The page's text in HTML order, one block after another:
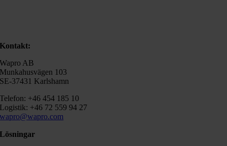
Kontakt:
Wapro AB
Munkahusvägen 103
SE-37431 Karlshamn
Telefon: +46 454 185 10
Logistik: +46 72 559 94 27
wapro@wapro.com
Lösningar